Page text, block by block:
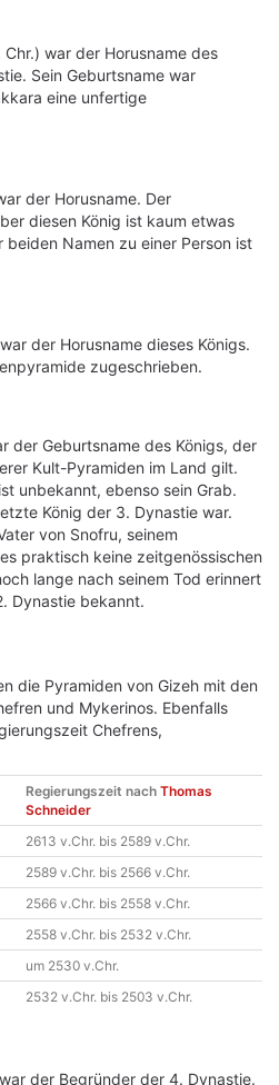
war der Horusname des
Sein Geburtsname war
eine unfertige
der Horusname. Der
diesen König ist kaum etwas
Namen zu einer Person ist
der Horusname dieses Königs.
zugeschrieben.
der Geburtsname des Königs, der
Kult-Pyramiden im Land gilt.
unbekannt, ebenso sein Grab.
König der 3. Dynastie war.
von Snofru, seinem
praktisch keine zeitgenössischen
lange nach seinem Tod erinnert
Dynastie bekannt.
die Pyramiden von Gizeh mit den
und Mykerinos. Ebenfalls
Chefrens,
Regierungszeit nach Thomas
Schneider
2613 v.Chr. bis 2589 v.Chr.
2589 v.Chr. bis 2566 v.Chr.
2566 v.Chr. bis 2558 v.Chr.
2558 v.Chr. bis 2532 v.Chr.
um 2530 v.Chr.
2532 v.Chr. bis 2503 v.Chr.
der Begründer der 4. Dynastie.